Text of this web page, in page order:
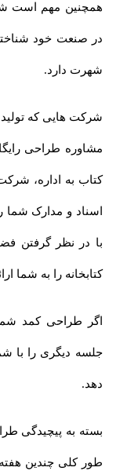
همچنین مهم است
در صنعت خود
شهرت دارد.
شرکت هایی که تولید
مشاوره طراحی
کتاب به اداره،
اسناد و مدارک شما
با در نظر گرفتن
کتابخانه را به شما
اگر طراحی کمد
جلسه دیگری را با
دهد.
بسته به پیچیدگی
طور کلی چندین